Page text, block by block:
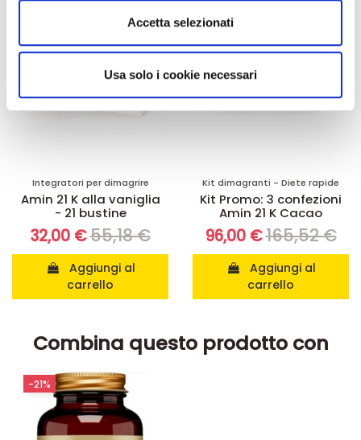
Utilizziamo i cookie per personalizzare contenuti ed
analizzare il nostro traffico. Condividiamo inoltre
informazioni sul modo in cui utilizza il nostro sito con i
nostri partner che si occupano di analisi dei dati web,
pubblicità e social media, i quali potrebbero combinarle
Accetta selezionati
Usa solo i cookie necessari
Integratori per dimagrire
Amin 21 K alla vaniglia
- 21 bustine
32,00 €55,18 €
carrello
Kit dimagranti - Diete rapide
Kit Promo: 3 confezioni
Amin 21 K Cacao
96,00 €165,52 €
carrello
Combina questo prodotto con
-21%